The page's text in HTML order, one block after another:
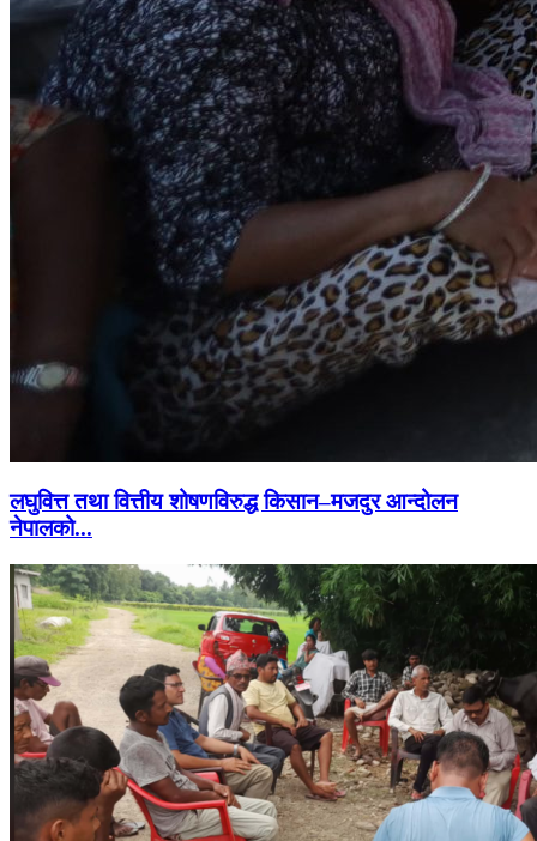
लघुवित्त तथा वित्तीय शोषणविरुद्ध किसान–मजदुर आन्दोलन
नेपालको...